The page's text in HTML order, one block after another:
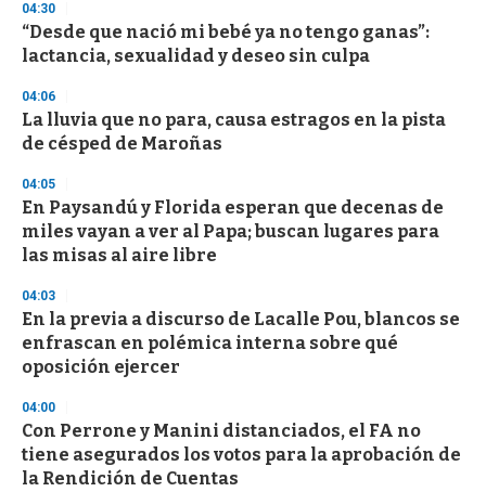
d
s
o
f
3
s
e
c
n
d
04:30
“Desde que nació mi bebé ya no tengo ganas”:
lactancia, sexualidad y deseo sin culpa
04:06
La lluvia que no para, causa estragos en la pista
de césped de Maroñas
04:05
En Paysandú y Florida esperan que decenas de
miles vayan a ver al Papa; buscan lugares para
las misas al aire libre
04:03
En la previa a discurso de Lacalle Pou, blancos se
enfrascan en polémica interna sobre qué
oposición ejercer
04:00
Con Perrone y Manini distanciados, el FA no
tiene asegurados los votos para la aprobación de
la Rendición de Cuentas